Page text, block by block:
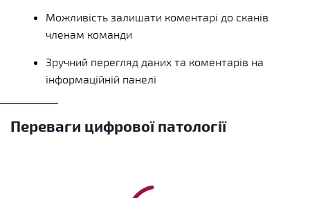
Можливість залишати коментарі до сканів
членам команди
Зручний перегляд даних та коментарів на
інформаційній панелі
Переваги цифрової патології